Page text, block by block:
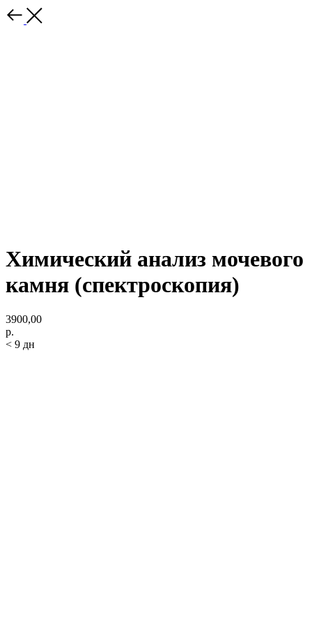
Химический анализ мочевого
камня (спектроскопия)
3900,00
р.
< 9 дн